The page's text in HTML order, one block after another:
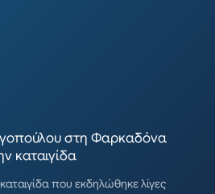
στη Φαρκαδόνα
καταιγίδα
που εκδηλώθηκε λίγες